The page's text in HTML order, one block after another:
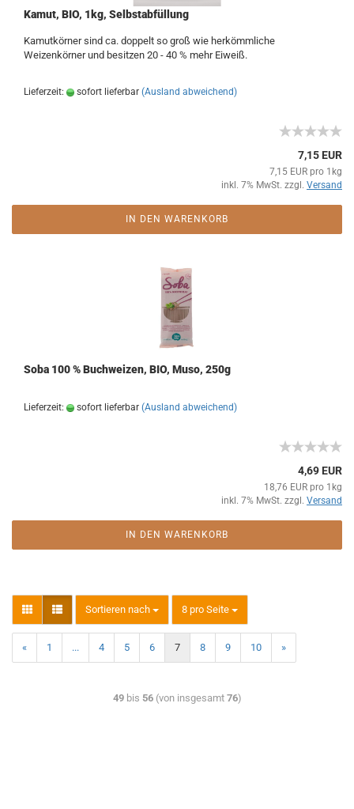
Kamut, BIO, 1kg, Selbstabfüllung
Kamutkörner sind ca. doppelt so groß wie herkömmliche
Weizenkörner und besitzen 20 - 40 % mehr Eiweiß.
Lieferzeit: sofort lieferbar (Ausland abweichend)
7,15 EUR
7,15 EUR pro 1kg
inkl. 7% MwSt. zzgl. Versand
IN DEN WARENKORB
Soba 100 % Buchweizen, BIO, Muso, 250g
Lieferzeit: sofort lieferbar (Ausland abweichend)
4,69 EUR
18,76 EUR pro 1kg
inkl. 7% MwSt. zzgl. Versand
IN DEN WARENKORB
Sortieren nach 8 pro Seite
« 1 ... 4 5 6 7 8 9 10 »
49bis 56(von insgesamt 76)